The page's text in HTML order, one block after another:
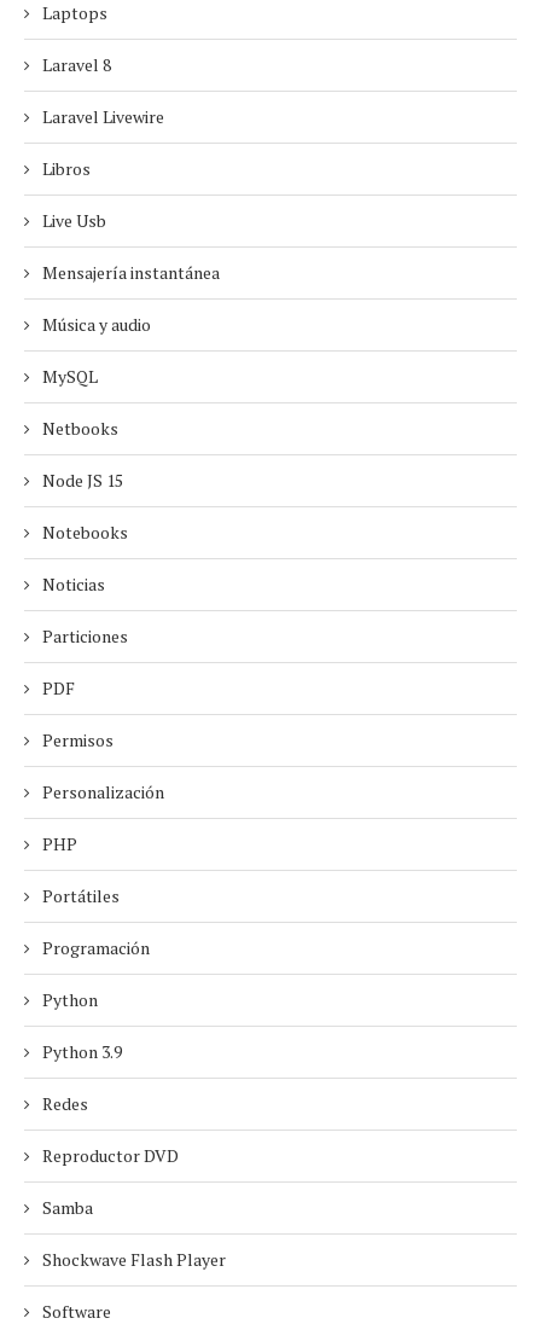
Laptops
Laravel 8
Laravel Livewire
Libros
Live Usb
Mensajería instantánea
Música y audio
MySQL
Netbooks
Node JS 15
Notebooks
Noticias
Particiones
PDF
Permisos
Personalización
PHP
Portátiles
Programación
Python
Python 3.9
Redes
Reproductor DVD
Samba
Shockwave Flash Player
Software